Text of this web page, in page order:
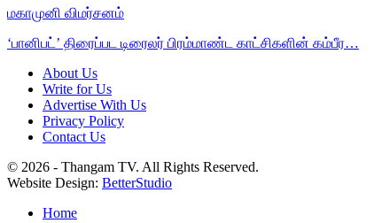
மகாமுனி விமர்சனம்
‘பானிபட்’ திரைப்பட டிரைலர் பிரம்மாண்ட காட்சிகளின் கம்பீர…
About Us
Write for Us
Advertise With Us
Privacy Policy
Contact Us
© 2026 - Thangam TV. All Rights Reserved.
Website Design: BetterStudio
Home